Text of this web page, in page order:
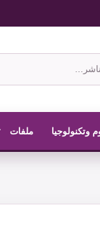
وتكنولوجيا ملفات